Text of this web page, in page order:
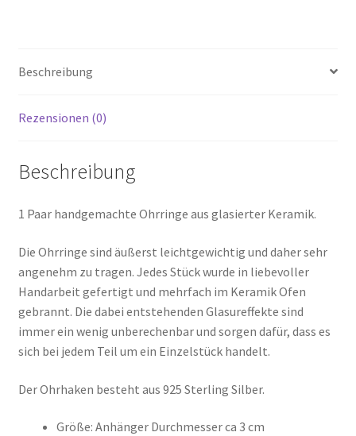
Beschreibung
Rezensionen (0)
Beschreibung
1 Paar handgemachte Ohrringe aus glasierter Keramik.
Die Ohrringe sind äußerst leichtgewichtig und daher sehr
angenehm zu tragen. Jedes Stück wurde in liebevoller
Handarbeit gefertigt und mehrfach im Keramik Ofen
gebrannt. Die dabei entstehenden Glasureffekte sind
immer ein wenig unberechenbar und sorgen dafür, dass es
sich bei jedem Teil um ein Einzelstück handelt.
Der Ohrhaken besteht aus 925 Sterling Silber.
Größe: Anhänger Durchmesser ca 3 cm